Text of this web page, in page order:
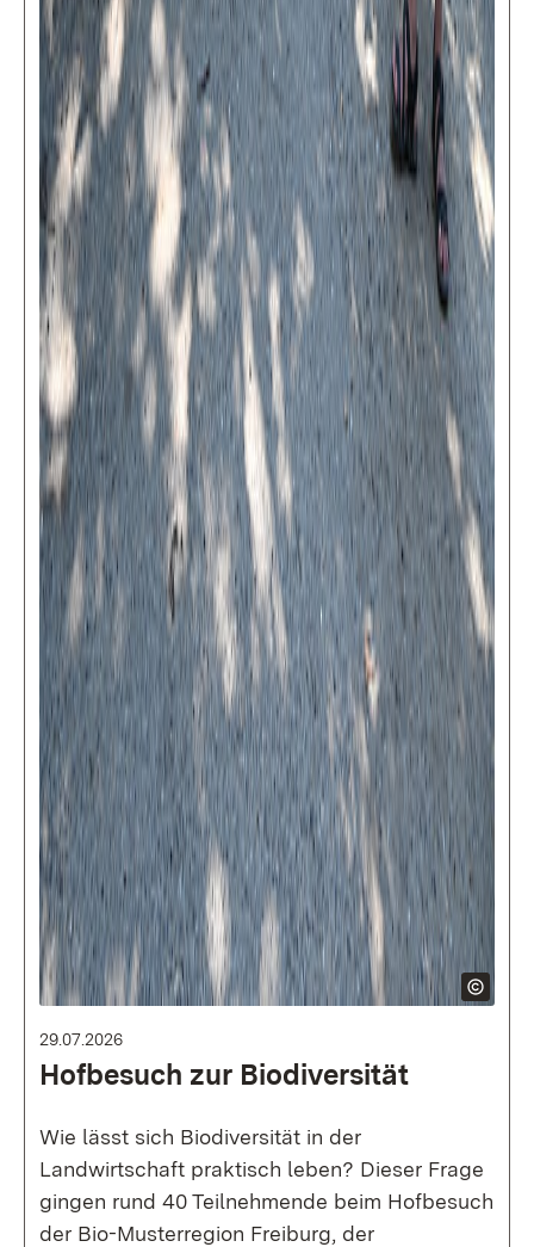
29.07.2026
Hofbesuch zur Biodiversität
Wie lässt sich Biodiversität in der
Landwirtschaft praktisch leben? Dieser Frage
gingen rund 40 Teilnehmende beim Hofbesuch
der Bio-Musterregion Freiburg, der